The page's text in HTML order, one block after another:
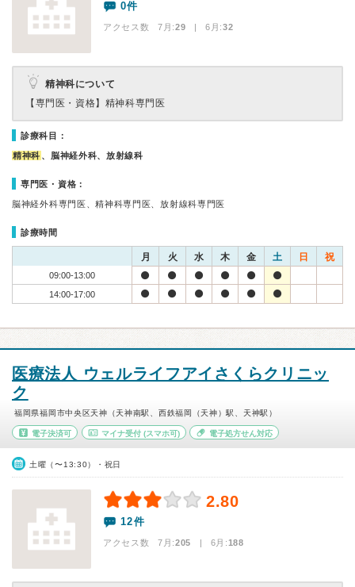
0件
アクセス数 7月:29 | 6月:32
精神科について
【専門医・資格】 精神科専門医
診療科目：
精神科 、脳神経外科、放射線科
専門医・資格：
脳神経外科専門医、精神科専門医、放射線科専門医
診療時間
月 火 水 木 金 土 日 祝
09:00-13:00
14:00-17:00
医療法人 ウェルライフアイさくらクリニッ
ク
福岡県福岡市中央区天神（天神南駅、西鉄福岡（天神）駅、天神駅）
電子決済可 マイナ受付(スマホ可) 電子処方せん対応
土曜（〜13:30）・祝日
2.80
12件
アクセス数 7月:205 | 6月:188